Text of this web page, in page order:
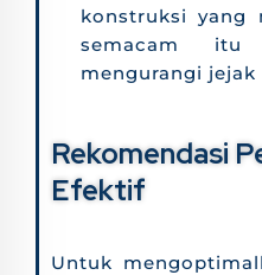
konstruksi yang
semacam itu
mengurangi jejak
Rekomendasi
Efektif
Untuk